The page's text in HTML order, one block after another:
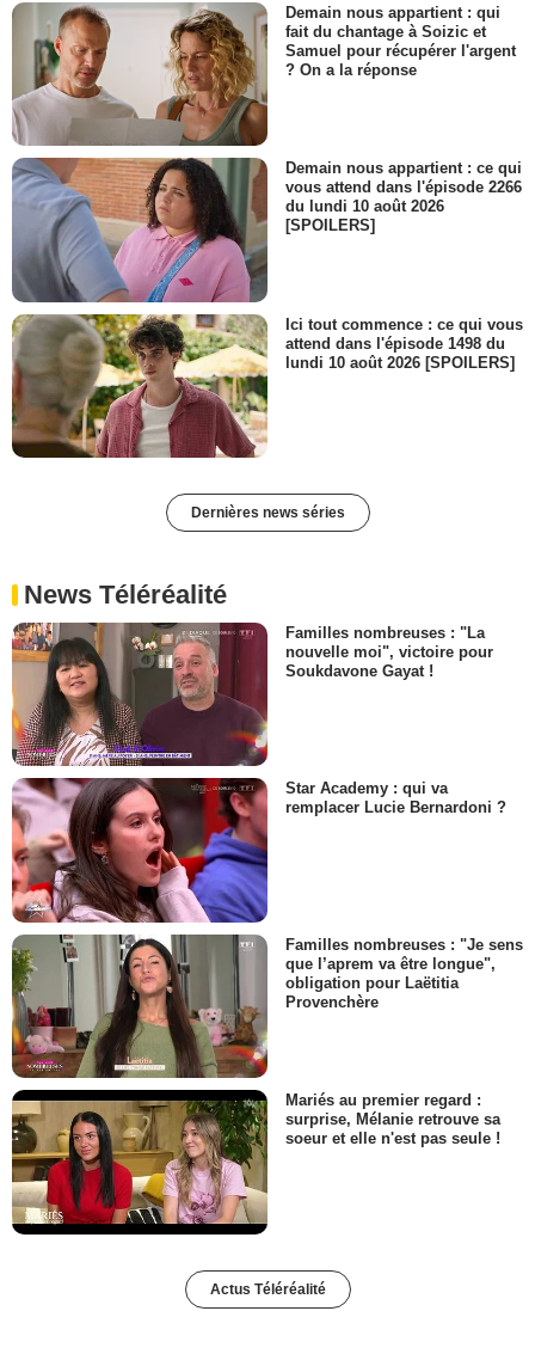
Demain nous appartient : qui
fait du chantage à Soizic et
Samuel pour récupérer l'argent
? On a la réponse
Demain nous appartient : ce qui
vous attend dans l'épisode 2266
du lundi 10 août 2026
[SPOILERS]
Ici tout commence : ce qui vous
attend dans l'épisode 1498 du
lundi 10 août 2026 [SPOILERS]
Dernières news séries
News Téléréalité
Familles nombreuses : "La
nouvelle moi", victoire pour
Soukdavone Gayat !
Star Academy : qui va
remplacer Lucie Bernardoni ?
Familles nombreuses : "Je sens
que l’aprem va être longue",
obligation pour Laëtitia
Provenchère
Mariés au premier regard :
surprise, Mélanie retrouve sa
soeur et elle n'est pas seule !
Actus Téléréalité